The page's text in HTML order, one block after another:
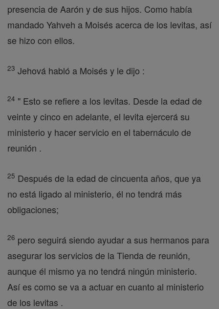
presencia de Aarón y de sus hijos. Como había
mandado Yahveh a Moisés acerca de los levitas, así
se hizo con ellos.
23 Jehová habló a Moisés y le dijo :
24 " Esto se refiere a los levitas. Desde la edad de
veinte y cinco en adelante, el levita ejercerá su
ministerio y hacer servicio en el tabernáculo de
reunión .
25 Después de la edad de cincuenta años, que ya
no está ligado al ministerio, él no tendrá más
obligaciones;
26 pero seguirá siendo ayudar a sus hermanos para
asegurar los servicios de la Tienda de reunión,
aunque él mismo ya no tendrá ningún ministerio.
Así es como se va a actuar en cuanto al ministerio
de los levitas .